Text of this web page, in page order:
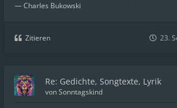
― Charles Bukowski
Zitieren 23.
Re: Gedichte, Songtexte, Lyrik
vonSonntagskind